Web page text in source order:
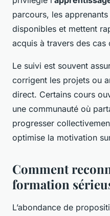
parcours, les
disponibles et mettent
acquis à travers des cas
Le suivi est souvent
corrigent les projets ou
direct. Certains cours
une communauté où
progresser
optimise la motivation
Comment
formation
L’abondance de